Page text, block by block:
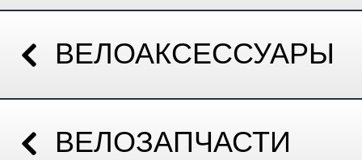
ВЕЛОАКСЕССУАРЫ
ВЕЛОЗАПЧАСТИ